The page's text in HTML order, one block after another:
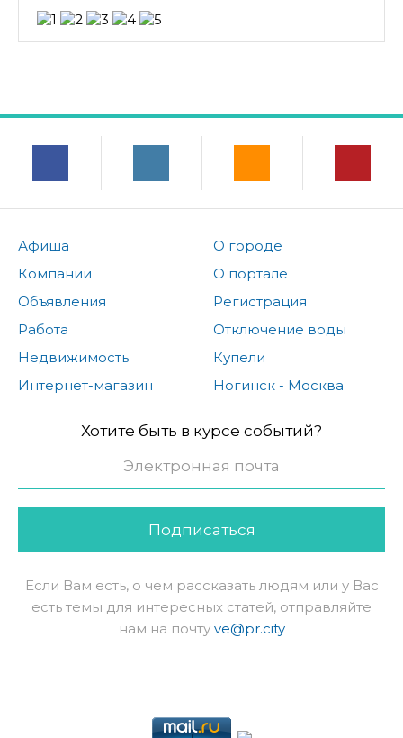
Афиша
Компании
Объявления
Работа
Недвижимость
Интернет-магазин
О городе
О портале
Регистрация
Отключение воды
Купели
Ногинск - Москва
Хотите быть в курсе событий?
Подписаться
Если Вам есть, о чем рассказать людям или у Вас
есть темы для интересных статей, отправляйте
нам на почту ve@pr.city